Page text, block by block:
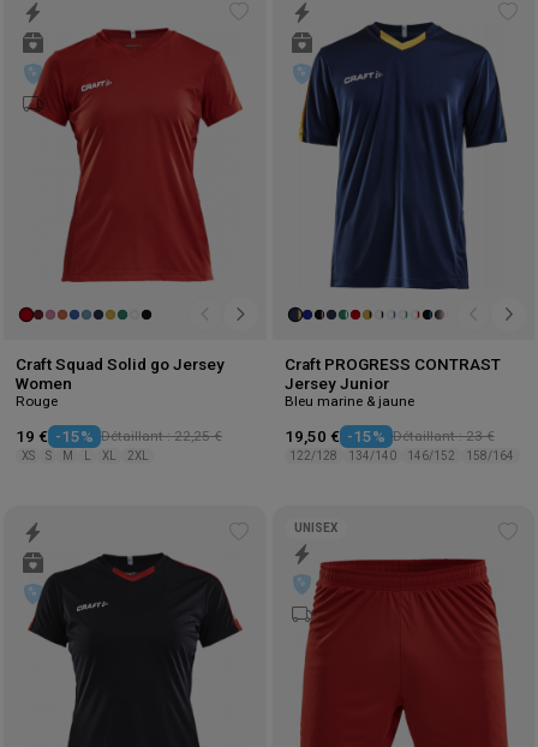
wishlist
Craft Squad Solid go Jersey
Women
Rouge
19 € -15% Détaillant : 22,25 €
XS S M XL 2XL
Craft PROGRESS CONTRAST
Jersey Junior
Bleu marine & jaune
19,50 € -15% Détaillant : 23 €
122/128 134/140 146/152 158/164
wishlist
UNISEX